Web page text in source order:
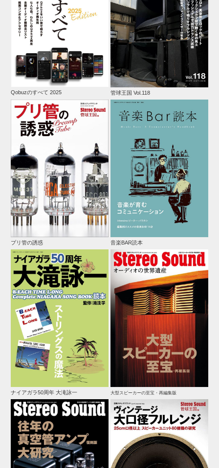
Qobuzのすべて 2025 管球王国 Vol.118
プリ管の誘惑 音楽BAR読本
ナイアガラ50周年 大滝詠一 大型スピーカーの至宝・再編集版